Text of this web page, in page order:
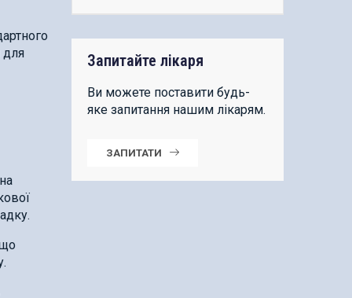
для
Запитайте лікаря
Ви можете поставити будь-
яке запитання нашим лікарям.
ЗАПИТАТИ